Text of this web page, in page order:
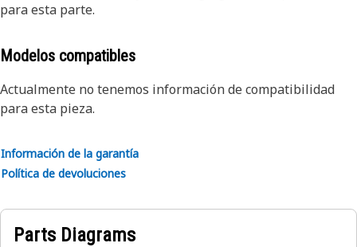
para esta parte.
Modelos compatibles
Actualmente no tenemos información de compatibilidad
para esta pieza.
Información de la garantía
Política de devoluciones
Parts Diagrams